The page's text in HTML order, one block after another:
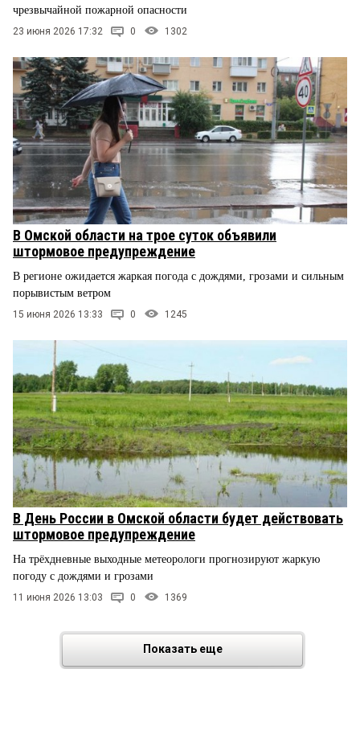
чрезвычайной пожарной опасности
23 июня 2026 17:32 0 1302
В Омской области на трое суток объявили
штормовое предупреждение
В регионе ожидается жаркая погода с дождями, грозами и сильным
порывистым ветром
15 июня 2026 13:33 0 1245
В День России в Омской области будет действовать
штормовое предупреждение
На трёхдневные выходные метеорологи прогнозируют жаркую
погоду с дождями и грозами
11 июня 2026 13:03 0 1369
Показать еще